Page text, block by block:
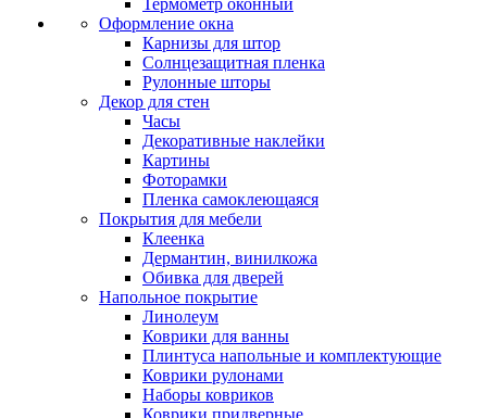
Термометр оконный
Оформление окна
Карнизы для штор
Солнцезащитная пленка
Рулонные шторы
Декор для стен
Часы
Декоративные наклейки
Картины
Фоторамки
Пленка самоклеющаяся
Покрытия для мебели
Клеенка
Дермантин, винилкожа
Обивка для дверей
Напольное покрытие
Линолеум
Коврики для ванны
Плинтуса напольные и комплектующие
Коврики рулонами
Наборы ковриков
Коврики придверные